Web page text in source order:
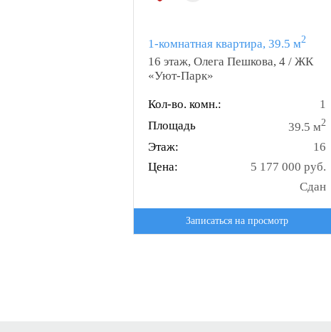
1-комнатная квартира, 39.5 м2
16 этаж, Олега Пешкова, 4 / ЖК
«Уют-Парк»
Кол-во. комн.:
1
Площадь
39.5 м2
Этаж:
16
Цена:
5 177 000 руб.
Сдан
Записаться на просмотр